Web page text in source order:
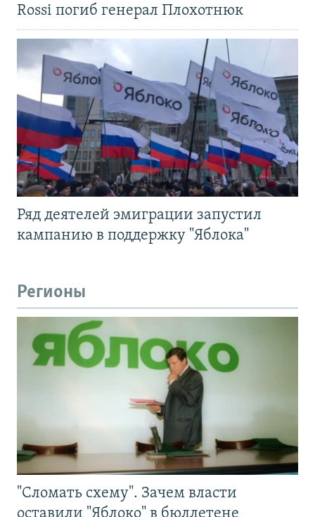
Rossi погиб генерал Плохотнюк
Ряд деятелей эмиграции запустил
кампанию в поддержку "Яблока"
Регионы
"Сломать схему". Зачем власти
оставили "Яблоко" в бюллетене